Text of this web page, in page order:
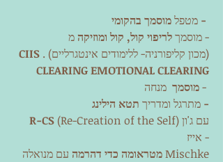
מטפל מוסמך בהקומי -
מוסמךלריפוי קול, קול ומוזיקה
מ -
CIIS
. (מכון קליפורניה- ללימודים אינטגרליים)
CLEARING EMOTIONAL CLEARING
מוסמךמנחה -
מתרגל ומדריך תטא הילינג -
R-CS (Re-Creation of the Self) עם ג'ון
אייז -
מטראומה כדי דהרמה עם מנואלה Mischke